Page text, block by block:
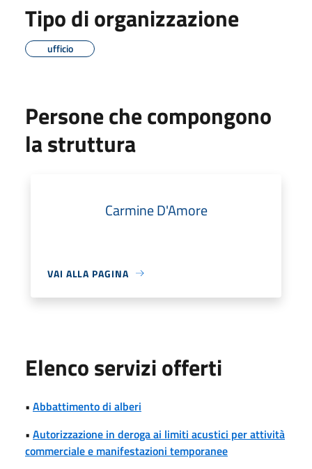
Tipo di organizzazione
ufficio
Persone che compongono
la struttura
Carmine D'Amore
VAI ALLA PAGINA
Elenco servizi offerti
• Abbattimento di alberi
• Autorizzazione in deroga ai limiti acustici per attività
commerciale e manifestazioni temporanee